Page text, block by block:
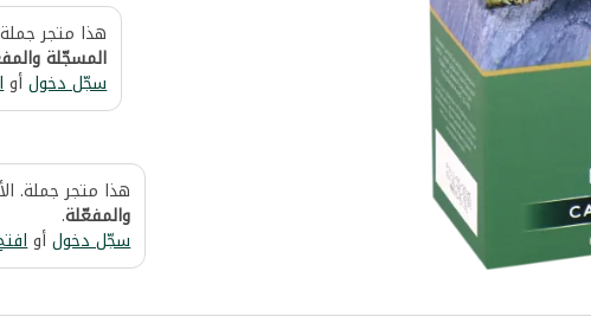
هذا متجر
المسجّلة
سجّل دخولأو
هذا متجر جملة.
والمفعّلة.
سجّل دخولأو